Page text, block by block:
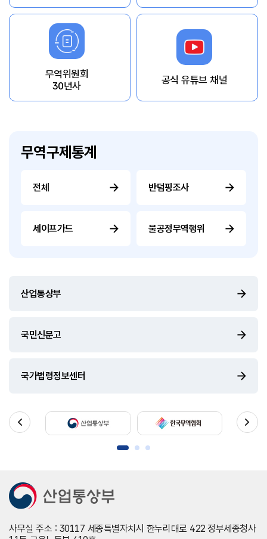
무역위원회
30년사
공식 유튜브 채널
무역구제통계
전체 반덤핑조사
세이프가드 불공정무역행위
산업통상부
국민신문고
국가법령정보센터
사무실 주소 : 30117 세종특별자치시 한누리대로 422 정부세종청사